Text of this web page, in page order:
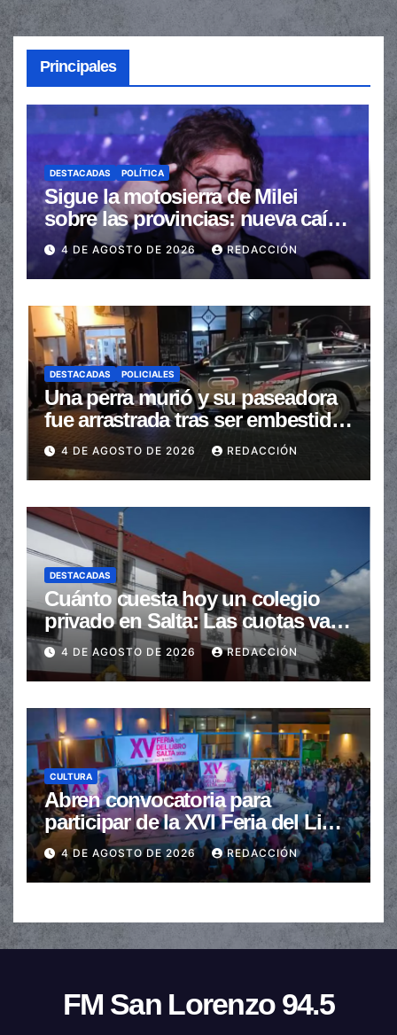
Principales
DESTACADAS POLÍTICA
Sigue la motosierra de Milei
sobre las provincias: nueva caída
de las transferencias no
automáticas
4 DE AGOSTO DE 2026 REDACCIÓN
DESTACADAS POLICIALES
Una perra murió y su paseadora
fue arrastrada tras ser embestidas
en la senda peatonal
4 DE AGOSTO DE 2026 REDACCIÓN
DESTACADAS
Cuánto cuesta hoy un colegio
privado en Salta: Las cuotas van
de $110.000 a más de $600.000
4 DE AGOSTO DE 2026 REDACCIÓN
CULTURA
Abren convocatoria para
participar de la XVI Feria del Libro
de Salta
4 DE AGOSTO DE 2026 REDACCIÓN
FM San Lorenzo 94.5